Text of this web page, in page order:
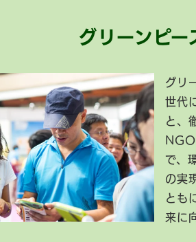
グリーンピー
グリ
世代
と、
NGO
で、
の実
とも
来に